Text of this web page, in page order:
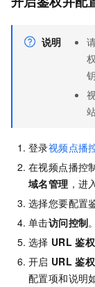
说明
权
登录视频点播
在视频点播控
域名管理 ，进
选择您要配置
单击访问控制。
选择 URL 鉴权
开启 URL 鉴权
配置项和说明